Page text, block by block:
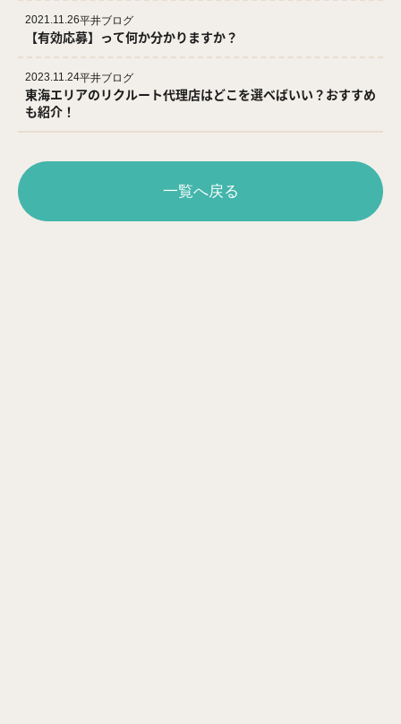
2021.11.26平井ブログ
【有効応募】って何か分かりますか？
2023.11.24平井ブログ
東海エリアのリクルート代理店はどこを選べばいい？おすすめ
も紹介！
一覧へ戻る